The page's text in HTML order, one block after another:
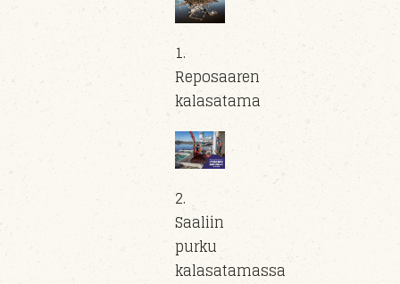
1.
Reposaaren
kalasatama
2.
Saaliin
purku
kalasatamassa